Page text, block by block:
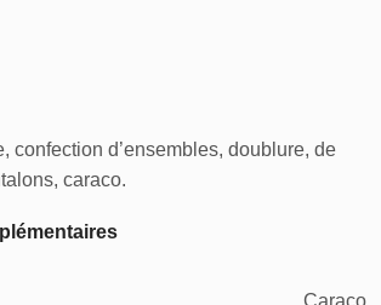
confection d’ensembles, doublure, de
caraco.